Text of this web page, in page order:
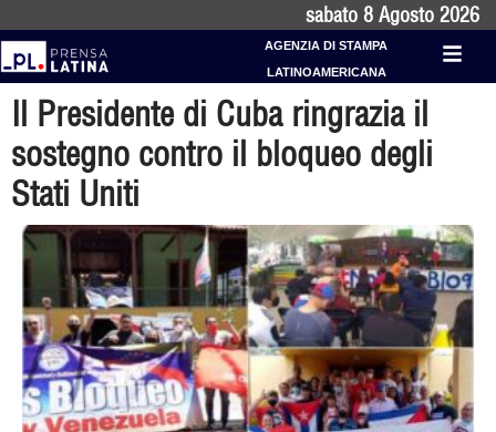
sabato 8 Agosto 2026
AGENZIA DI STAMPA
LATINOAMERICANA
Il Presidente di Cuba ringrazia il
sostegno contro il bloqueo degli
Stati Uniti